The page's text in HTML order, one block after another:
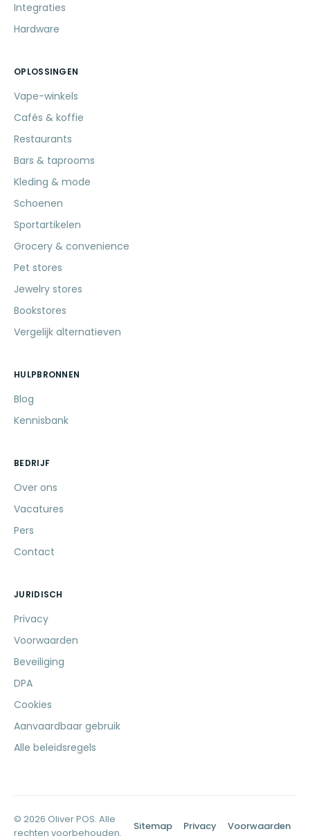
Integraties
Hardware
OPLOSSINGEN
Vape-winkels
Cafés & koffie
Restaurants
Bars & taprooms
Kleding & mode
Schoenen
Sportartikelen
Grocery & convenience
Pet stores
Jewelry stores
Bookstores
Vergelijk alternatieven
HULPBRONNEN
Blog
Kennisbank
BEDRIJF
Over ons
Vacatures
Pers
Contact
JURIDISCH
Privacy
Voorwaarden
Beveiliging
DPA
Cookies
Aanvaardbaar gebruik
Alle beleidsregels
© 2026 Oliver POS. Alle
rechten voorbehouden.
Sitemap Privacy Voorwaarden